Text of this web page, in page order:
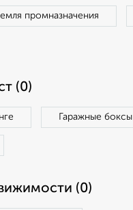
промназначения
(0)
Гаражные боксы
(0)